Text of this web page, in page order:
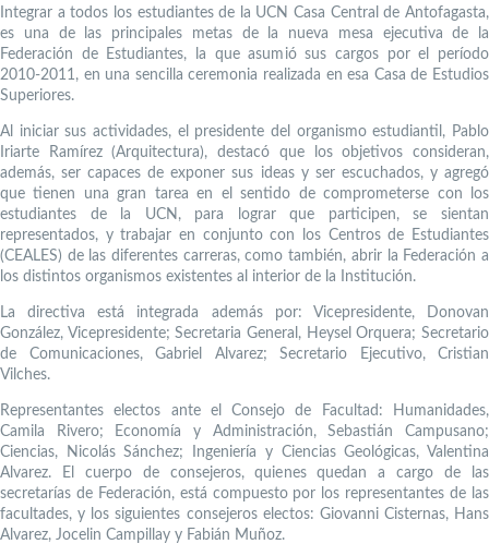
Integrar a todos los estudiantes de la UCN Casa Central de Antofagasta,
es una de las principales metas de la nueva mesa ejecutiva de la
Federación de Estudiantes, la que asumió sus cargos por el período
2010-2011, en una sencilla ceremonia realizada en esa Casa de Estudios
Superiores.
Al iniciar sus actividades, el presidente del organismo estudiantil, Pablo
Iriarte Ramírez (Arquitectura), destacó que los objetivos consideran,
además, ser capaces de exponer sus ideas y ser escuchados, y agregó
que tienen una gran tarea en el sentido de comprometerse con los
estudiantes de la UCN, para lograr que participen, se sientan
representados, y trabajar en conjunto con los Centros de Estudiantes
(CEALES) de las diferentes carreras, como también, abrir la Federación a
los distintos organismos existentes al interior de la Institución.
La directiva está integrada además por: Vicepresidente, Donovan
González, Vicepresidente; Secretaria General, Heysel Orquera; Secretario
de Comunicaciones, Gabriel Alvarez; Secretario Ejecutivo, Cristian
Vilches.
Representantes electos ante el Consejo de Facultad: Humanidades,
Camila Rivero; Economía y Administración, Sebastián Campusano;
Ciencias, Nicolás Sánchez; Ingeniería y Ciencias Geológicas, Valentina
Alvarez. El cuerpo de consejeros, quienes quedan a cargo de las
secretarías de Federación, está compuesto por los representantes de las
facultades, y los siguientes consejeros electos: Giovanni Cisternas, Hans
Alvarez, Jocelin Campillay y Fabián Muñoz.